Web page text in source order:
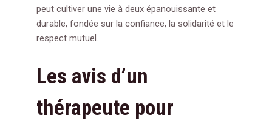
peut cultiver une vie à deux épanouissante et
durable, fondée sur la confiance, la solidarité et le
respect mutuel.
Les avis d’un
thérapeute pour